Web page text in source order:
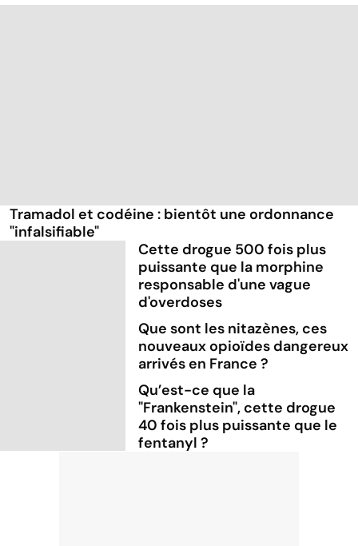
Tramadol et codéine : bientôt une ordonnance
"infalsifiable"
Cette drogue 500 fois plus
puissante que la morphine
responsable d'une vague
d'overdoses
Que sont les nitazènes, ces
nouveaux opioïdes dangereux
arrivés en France ?
Qu’est-ce que la
"Frankenstein", cette drogue
40 fois plus puissante que le
fentanyl ?